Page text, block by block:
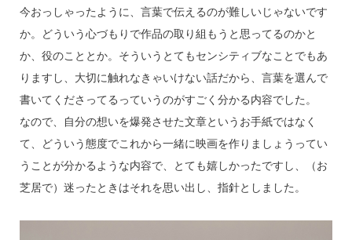
今おっしゃったように、言葉で伝えるのが難しいじゃないです
か。どういう心づもりで作品の取り組もうと思ってるのかと
か、役のこととか。そういうとてもセンシティブなことでもあ
りますし、大切に触れなきゃいけない話だから、言葉を選んで
書いてくださってるっていうのがすごく分かる内容でした。
なので、自分の想いを爆発させた文章というお手紙ではなく
て、どういう態度でこれから一緒に映画を作りましょうってい
うことが分かるような内容で、とても嬉しかったですし、（お
芝居で）迷ったときはそれを思い出し、指針としました。